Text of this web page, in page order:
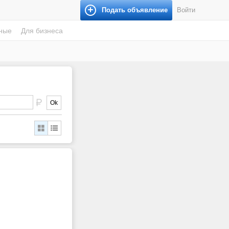
Подать объявление Войти
Для бизнеса
Ok